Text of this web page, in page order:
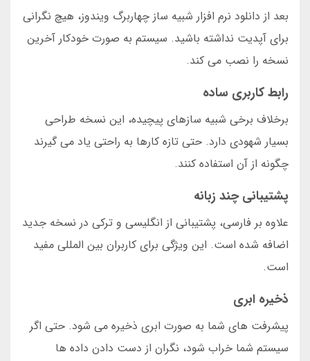
بعد از دانلود نرم افزار شبیه ساز چهاربرگ ویندوز، هیچ نگرانی
برای آپدیت نداشته باشید. سیستم به صورت خودکار آخرین
نسخه را نصب می کند.
رابط کاربری ساده
برخلاف برخی شبیه سازهای پیچیده، این نسخه طراحی
بسیار شهودی دارد. حتی تازه کارها به راحتی یاد می گیرند
چگونه از آن استفاده کنند.
پشتیبانی چند زبانه
علاوه بر فارسی، پشتیبانی از انگلیسی و ترکی در نسخه جدید
اضافه شده است. این ویژگی برای کاربران بین المللی مفید
است.
ذخیره ابری
پیشرفت های شما به صورت ابری ذخیره می شود. حتی اگر
سیستم شما خراب شود، نگران از دست دادن داده ها